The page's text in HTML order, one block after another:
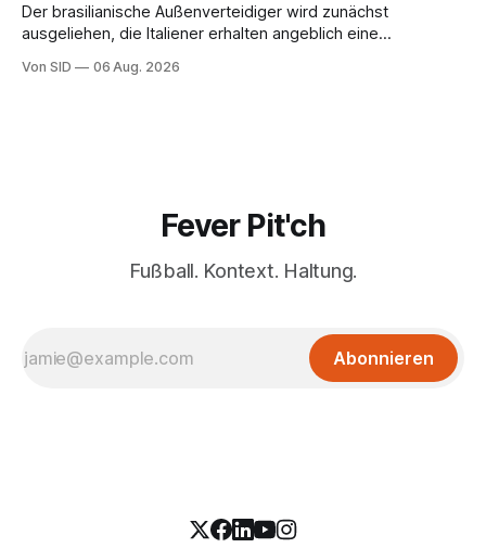
Der brasilianische Außenverteidiger wird zunächst
ausgeliehen, die Italiener erhalten angeblich eine
Von SID 06 Aug. 2026
Fever Pit'ch
Fußball. Kontext. Haltung.
Abonnieren